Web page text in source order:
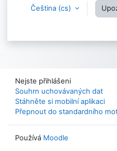
Čeština ‎(cs)‎
Nejste přihlášeni
Souhrn uchovávaných dat
Stáhněte si mobilní aplikaci
Přepnout do standardního
Používá Moodle